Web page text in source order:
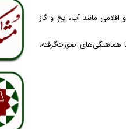
مانند آب، یخ و گاز
هماهنگی‌های صورت‌گرفته،